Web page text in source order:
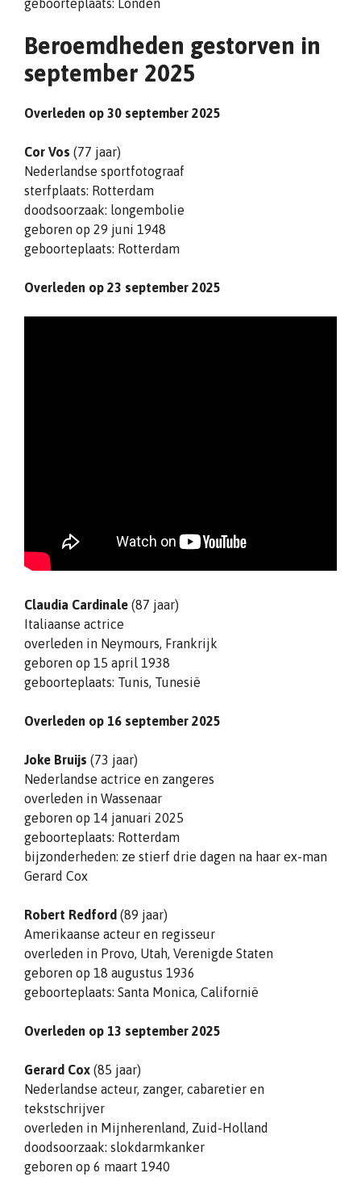
geboorteplaats: Londen
Beroemdheden gestorven in
september 2025
Overleden op 30 september 2025
Cor Vos (77 jaar)
Nederlandse sportfotograaf
sterfplaats: Rotterdam
doodsoorzaak: longembolie
geboren op 29 juni 1948
geboorteplaats: Rotterdam
Overleden op 23 september 2025
Claudia Cardinale (87 jaar)
Italiaanse actrice
overleden in Neymours, Frankrijk
geboren op 15 april 1938
geboorteplaats: Tunis, Tunesië
Overleden op 16 september 2025
Joke Bruijs (73 jaar)
Nederlandse actrice en zangeres
overleden in Wassenaar
geboren op 14 januari 2025
geboorteplaats: Rotterdam
bijzonderheden: ze stierf drie dagen na haar ex-man
Gerard Cox
Robert Redford (89 jaar)
Amerikaanse acteur en regisseur
overleden in Provo, Utah, Verenigde Staten
geboren op 18 augustus 1936
geboorteplaats: Santa Monica, Californië
Overleden op 13 september 2025
Gerard Cox (85 jaar)
Nederlandse acteur, zanger, cabaretier en
tekstschrijver
overleden in Mijnherenland, Zuid-Holland
doodsoorzaak: slokdarmkanker
geboren op 6 maart 1940